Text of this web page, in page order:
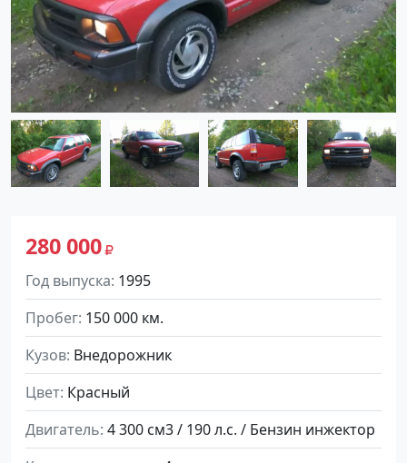
280 000
Год выпуска 1995
Пробег 150 000 км.
Кузов Внедорожник
Цвет Красный
Двигатель 4 300 см3 / 190 л.с. / Бензин инжектор